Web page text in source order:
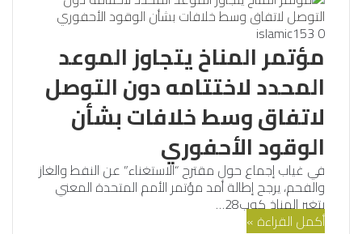
islamic 0
مؤتمر المناخ يتجاوز الموعد
المحدد لاختتامه دون التوصل
لاتفاق وسط خلافات بشأن
الوقود الأحفوري
في غياب إجماع حول مقترح “الاستغناء” عن النفط والغاز
والفحم، يرجح إطالة أمد مؤتمر الأمم المتحدة المعني
بتغير المناخ كوب28…
أكمل القراءة »